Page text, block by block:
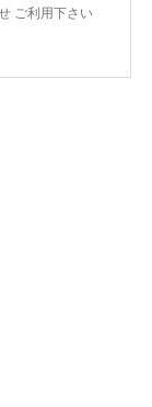
ご利用下さい